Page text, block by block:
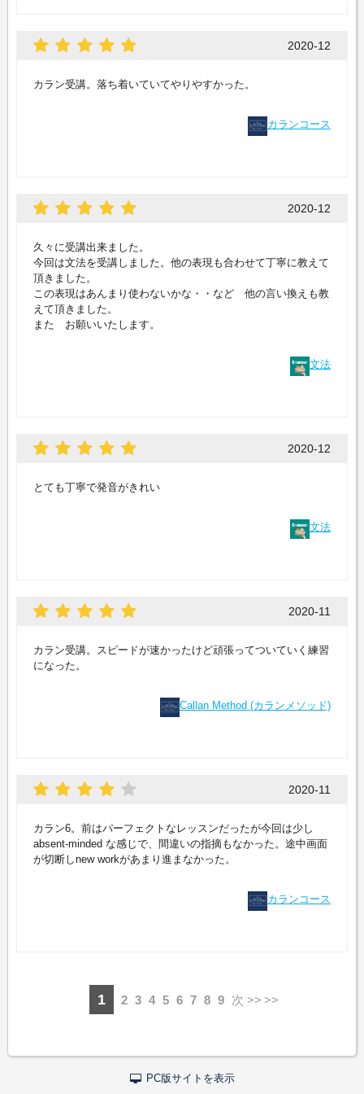
2020-12
カラン受講。落ち着いていてやりやすかった。
カランコース
2020-12
久々に受講出来ました。
今回は文法を受講しました。他の表現も合わせて丁寧に教えて
頂きました。
この表現はあんまり使わないかな・・など 他の言い換えも教
えて頂きました。
また お願いいたします。
文法
2020-12
とても丁寧で発音がきれい
文法
2020-11
カラン受講。スピードが速かったけど頑張ってついていく練習
になった。
Callan Method (カランメソッド)
2020-11
カラン6。前はパーフェクトなレッスンだったが今回は少し
absent-minded な感じで、間違いの指摘もなかった。途中画面
が切断しnew workがあまり進まなかった。
カランコース
1 2 3 4 5 6 7 8 9 次 >>
PC版サイトを表示